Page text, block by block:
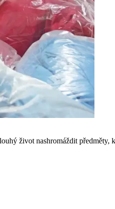
život nashromáždit předměty,